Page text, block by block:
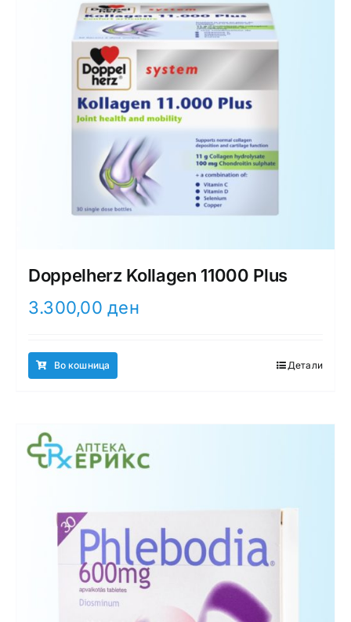
Doppelherz Kollagen 11000 Plus
3.300,00ден
Во кошница Детали